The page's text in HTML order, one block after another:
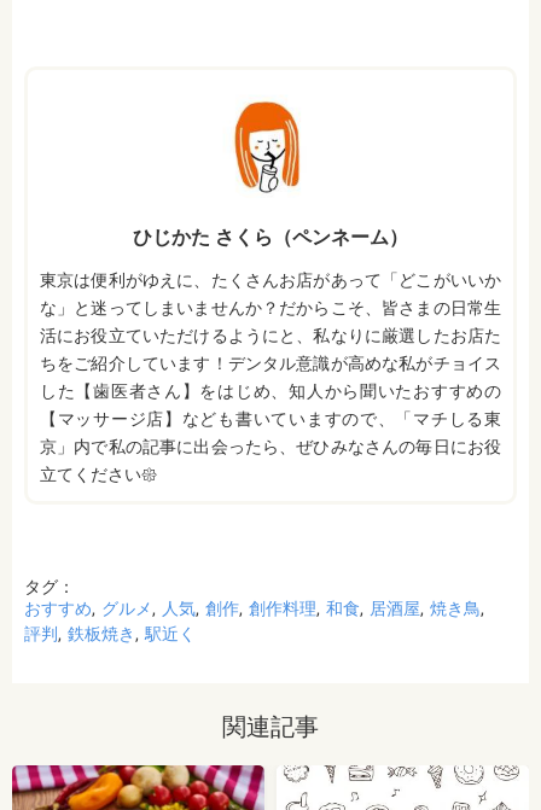
ひじかた さくら（ペンネーム）
東京は便利がゆえに、たくさんお店があって「どこがいいか
な」と迷ってしまいませんか？だからこそ、皆さまの日常生
活にお役立ていただけるようにと、私なりに厳選したお店た
ちをご紹介しています！デンタル意識が高めな私がチョイス
した【歯医者さん】をはじめ、知人から聞いたおすすめの
【マッサージ店】なども書いていますので、「マチしる東
京」内で私の記事に出会ったら、ぜひみなさんの毎日にお役
立てください𑁍
タグ：
おすすめ
グルメ 人気 創作 創作料理 和食 居酒屋 焼き鳥
評判
鉄板焼き 駅近く
関連記事